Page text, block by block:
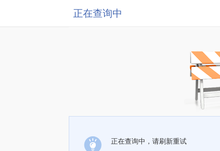
正在查询中
正在查询中，请刷新重试